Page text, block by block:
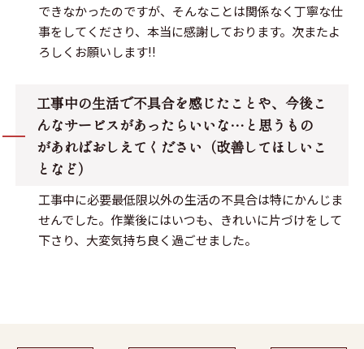
できなかったのですが、そんなことは関係なく丁寧な仕
事をしてくださり、本当に感謝しております。次またよ
ろしくお願いします!!
工事中の生活で不具合を感じたことや、今後こ
んなサービスがあったらいいな…と思うもの
があればおしえてください（改善してほしいこ
となど）
工事中に必要最低限以外の生活の不具合は特にかんじま
せんでした。作業後にはいつも、きれいに片づけをして
下さり、大変気持ち良く過ごせました。